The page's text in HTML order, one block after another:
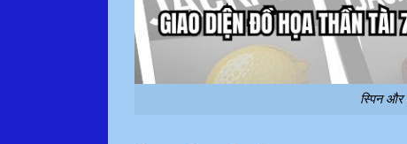
स्पिन और